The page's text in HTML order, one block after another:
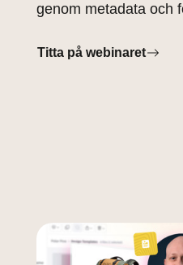
genom metadata och
Titta på webinaret